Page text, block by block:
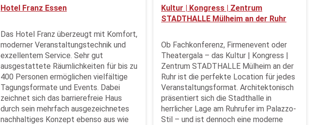
Hotel Franz Essen
Das Hotel Franz überzeugt mit Komfort,
moderner Veranstaltungstechnik und
exzellentem Service. Sehr gut
ausgestattete Räumlichkeiten für bis zu
400 Personen ermöglichen vielfältige
Tagungsformate und Events. Dabei
zeichnet sich das barrierefreie Haus
durch sein mehrfach ausgezeichnetes
nachhaltiges Konzept ebenso aus wie
Kultur | Kongress | Zentrum
STADTHALLE Mülheim an der Ruhr
Ob Fachkonferenz, Firmenevent oder
Theatergala – das Kultur | Kongress |
Zentrum STADTHALLE Mülheim an der
Ruhr ist die perfekte Location für jedes
Veranstaltungsformat. Architektonisch
präsentiert sich die Stadthalle in
herrlicher Lage am Ruhrufer im Palazzo-
Stil – und ist dennoch eine moderne